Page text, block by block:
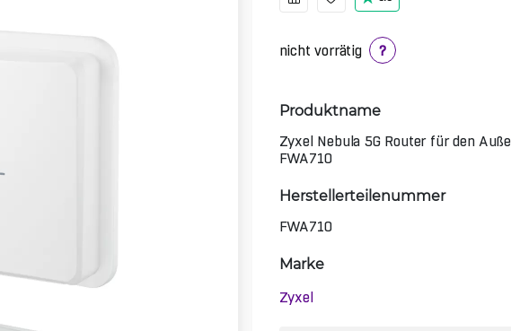
nicht vorrätig ?
Produktname
Zyxel Nebula 5G Router für den
FWA710
Herstellerteilenummer
FWA710
Marke
Zyxel